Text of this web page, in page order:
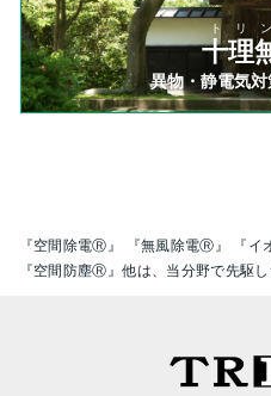
十理
トリ
異物・静電気
『空間除電Ⓡ』 『無風除電Ⓡ』 『イ
『空間防塵Ⓡ』他は、当分野で先駆